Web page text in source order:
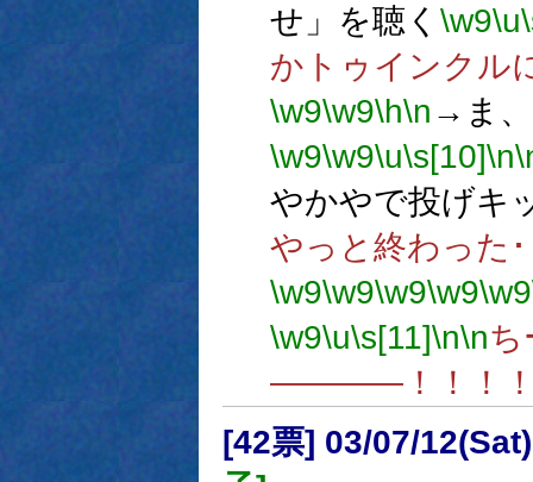
せ」を聴く \w9\u
かトゥインクル
\w9\w9\h\n →ま
\w9\w9\u\s[10]\n
やかやで投げキ
やっと終わった･
\w9\w9\w9\w9\w9
\w9\u\s[11]\n\nち
――――！！！
[42票] 03/07/